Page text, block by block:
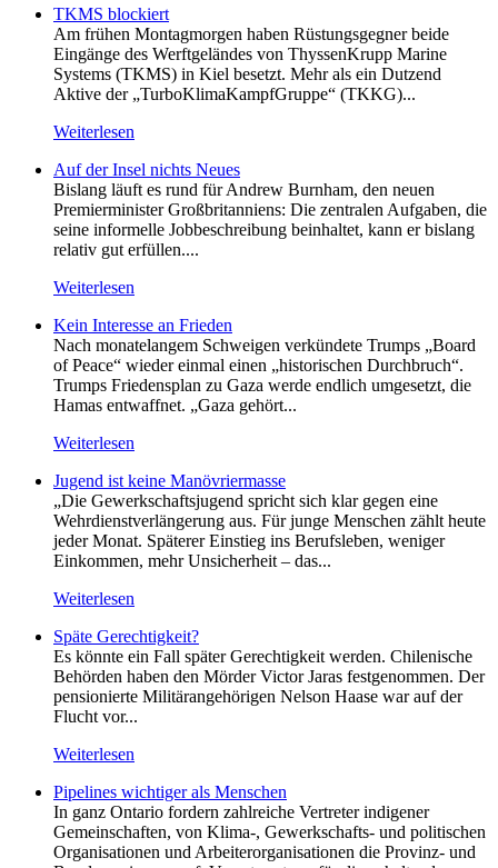
TKMS blockiert
Am frühen Montagmorgen haben Rüstungsgegner beide
Eingänge des Werftgeländes von ThyssenKrupp Marine
Systems (TKMS) in Kiel besetzt. Mehr als ein Dutzend
Aktive der „TurboKlimaKampfGruppe“ (TKKG)...
Weiterlesen
Auf der Insel nichts Neues
Bislang läuft es rund für Andrew Burnham, den neuen
Premierminister Großbritanniens: Die zentralen Aufgaben, die
seine informelle Jobbeschreibung beinhaltet, kann er bislang
relativ gut erfüllen....
Weiterlesen
Kein Inte­resse an Frieden
Nach monatelangem Schweigen verkündete Trumps „Board
of Peace“ wieder einmal einen „historischen Durchbruch“.
Trumps Friedensplan zu Gaza werde endlich umgesetzt, die
Hamas entwaffnet. „Gaza gehört...
Weiterlesen
Jugend ist keine Manövriermasse
„Die Gewerkschaftsjugend spricht sich klar gegen eine
Wehrdienstverlängerung aus. Für junge Menschen zählt heute
jeder Monat. Späterer Einstieg ins Berufsleben, weniger
Einkommen, mehr Unsicherheit – das...
Weiterlesen
Späte Gerechtigkeit?
Es könnte ein Fall später Gerechtigkeit werden. Chilenische
Behörden haben den Mörder Victor Jaras festgenommen. Der
pensionierte Militärangehörigen Nelson Haase war auf der
Flucht vor...
Weiterlesen
Pipelines wichtiger als Menschen
In ganz Ontario fordern zahlreiche Vertreter indigener
Gemeinschaften, von Klima-, Gewerkschafts- und politischen
Organisationen und Arbeiterorganisationen die Provinz- und